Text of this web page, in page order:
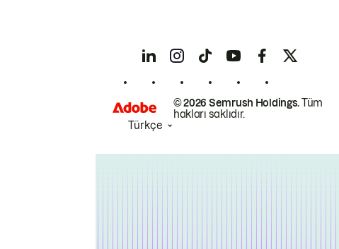
© 2026 Semrush Holdings.Tüm
hakları saklıdır.
Türkçe